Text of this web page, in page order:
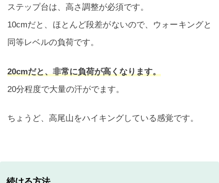
ステップ台は、高さ調整が必須です。
10cmだと、ほとんど段差がないので、ウォーキングと
同等レベルの負荷です。
20cmだと、非常に負荷が高くなります。
20分程度で大量の汗がでます。
ちょうど、高尾山をハイキングしている感覚です。